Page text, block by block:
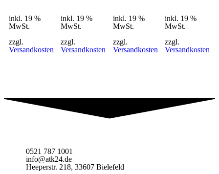
inkl. 19 %
MwSt.
zzgl.
Versandkosten
inkl. 19 %
MwSt.
zzgl.
Versandkosten
inkl. 19 %
MwSt.
zzgl.
Versandkosten
inkl. 19 %
MwSt.
zzgl.
Versandkosten
0521 787 1001
info@atk24.de
Heeperstr. 218, 33607 Bielefeld